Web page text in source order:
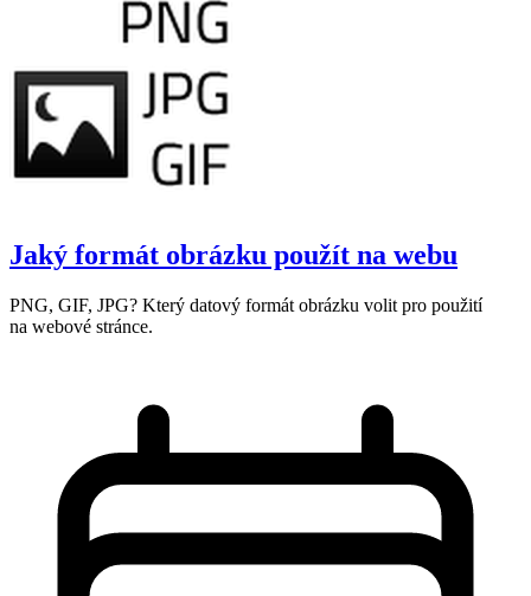
Jaký formát obrázku použít na webu
PNG, GIF, JPG? Který datový formát obrázku volit pro použití
na webové stránce.